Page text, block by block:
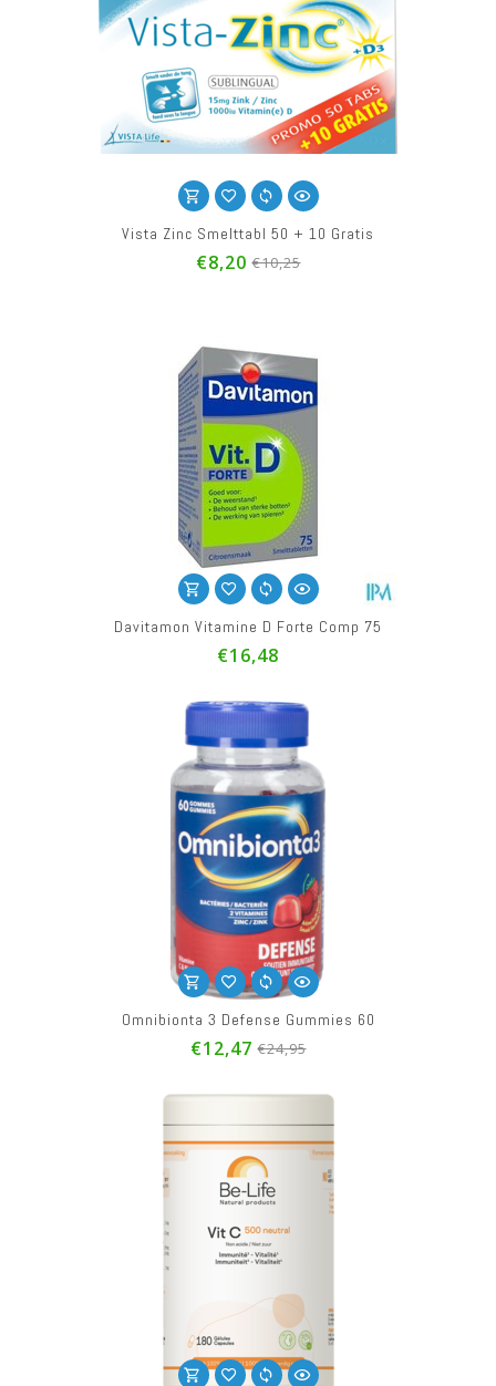
Vista Zinc Smelttabl 50 + 10 Gratis
€8,20 €10,25
Davitamon Vitamine D Forte Comp 75
€16,48
Omnibionta 3 Defense Gummies 60
€12,47 €24,95